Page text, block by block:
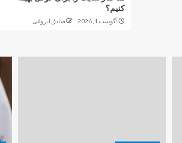
کنیم؟
آگوست 1, 2026 صادق ایروانی